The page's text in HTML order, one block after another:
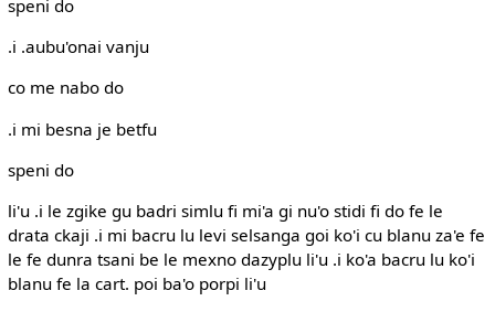
speni do
.i .aubu'onai vanju
co me nabo do
.i mi besna je betfu
speni do
li'u .i le zgike gu badri simlu fi mi'a gi nu'o stidi fi do fe le
drata ckaji .i mi bacru lu levi selsanga goi ko'i cu blanu za'e fe
le fe dunra tsani be le mexno dazyplu li'u .i ko'a bacru lu ko'i
blanu fe la cart. poi ba'o porpi li'u